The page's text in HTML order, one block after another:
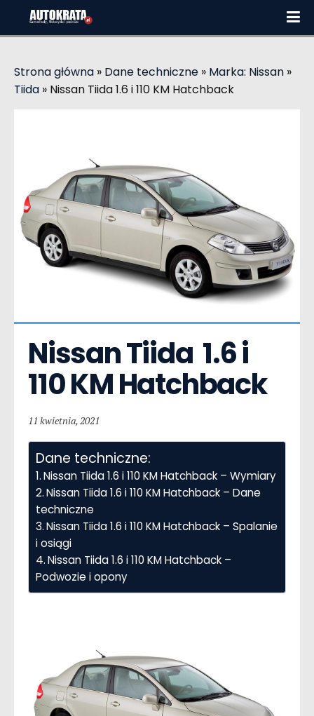
Strona główna » Dane techniczne » Marka: Nissan »
Tiida » Nissan Tiida 1.6 i 110 KM Hatchback
Nissan Tiida  1.6 i
110 KM Hatchback
11 kwietnia, 2021
Dane techniczne:
Nissan Tiida 1.6 i 110 KM Hatchback – Wymiary
Nissan Tiida 1.6 i 110 KM Hatchback – Dane
techniczne
Nissan Tiida 1.6 i 110 KM Hatchback – Spalanie
i osiągi
Nissan Tiida 1.6 i 110 KM Hatchback –
Podwozie i opony